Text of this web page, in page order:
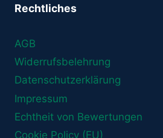
Rechtliches
AGB
Widerrufsbelehrung
Datenschutzerklärung
Impressum
Echtheit von Bewertungen
Cookie Policy (EU)